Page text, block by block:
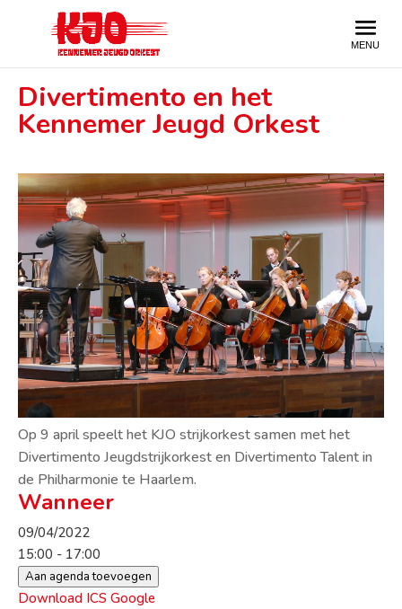
Divertimento en het
Kennemer Jeugd Orkest
Op 9 april speelt het KJO strijkorkest samen met het
Divertimento Jeugdstrijkorkest en Divertimento Talent in
de Philharmonie te Haarlem.
Wanneer
09/04/2022
15:00 - 17:00
Aan agenda toevoegen
Download ICS Google